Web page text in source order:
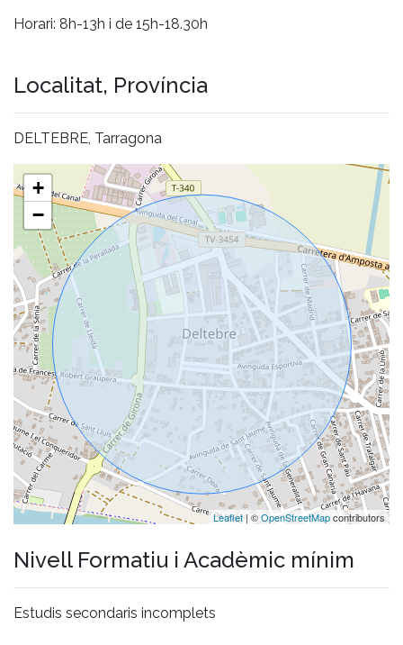
Horari: 8h-13h i de 15h-18.30h
Localitat, Província
DELTEBRE, Tarragona
+
−
Leaflet| ©OpenStreetMapcontributors
Nivell Formatiu i Acadèmic mínim
Estudis secondaris incomplets